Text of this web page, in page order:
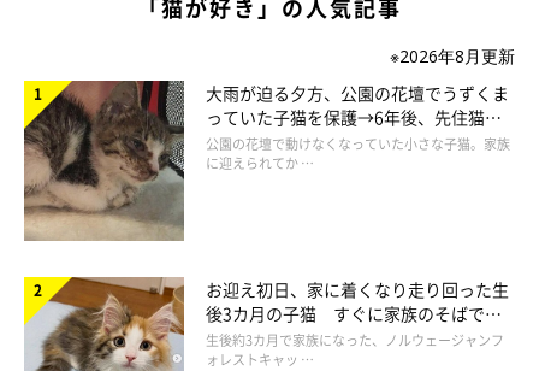
飼い主さんのお腹の上に乗って、“ふみふみ”をし始めたのだと
か！
飼い主さんによると、つきみくんのこの行動は
からほぼ毎日見られる
主さんが横になった瞬間にお腹の上に乗ってくるようになったそ
う。
「猫が好き」の人気記事
※2026年8月更新
大雨が迫る夕方、公園の花壇でうずくま
っていた子猫を保護→6年後、先住猫
と“姉妹”のような関係に
公園の花壇で動けなくなっていた小さな子猫。家族
に迎えられてか …
お迎え初日、家に着くなり走り回った生
後3カ月の子猫 すぐに家族のそばで落
ち着く姿に「迎えてよかった」
生後約3カ月で家族になった、ノルウェージャンフ
ォレストキャッ …